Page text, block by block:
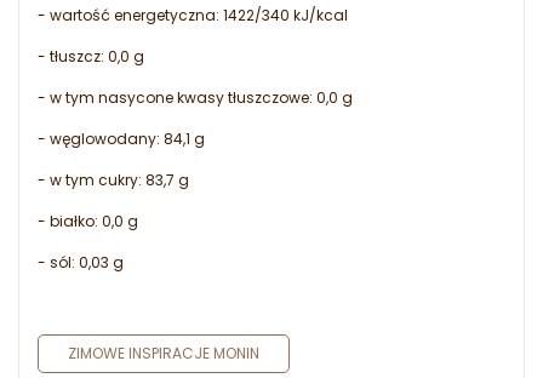
- wartość energetyczna: 1422/340 kJ/kcal
- tłuszcz: 0,0 g
- w tym nasycone kwasy tłuszczowe: 0,0 g
- węglowodany: 84,1 g
- w tym cukry: 83,7 g
- białko: 0,0 g
- sól: 0,03 g
ZIMOWE INSPIRACJE MONIN